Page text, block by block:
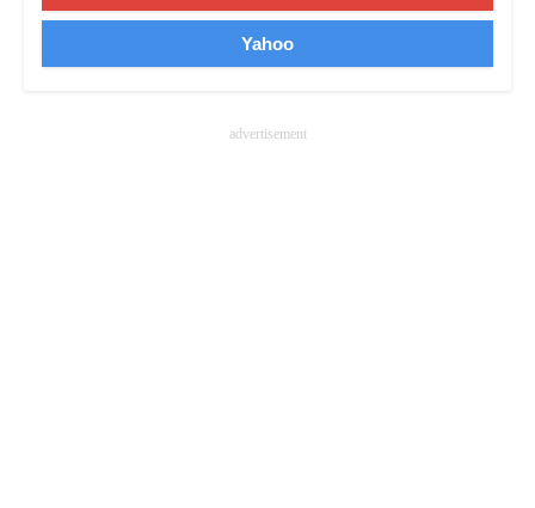
Yahoo
advertisement